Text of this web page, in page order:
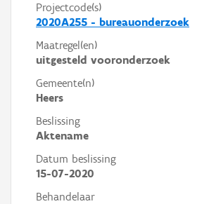
Projectcode(s)
2020A255 - bureauonderzoek
Maatregel(en)
uitgesteld vooronderzoek
Gemeente(n)
Heers
Beslissing
Aktename
Datum beslissing
15-07-2020
Behandelaar